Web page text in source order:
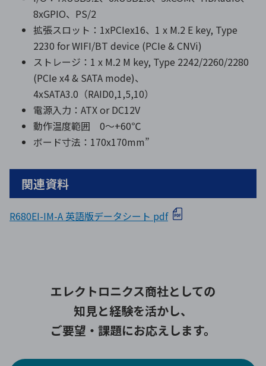
8xGPIO、PS/2
拡張スロット：1xPCIex16、1 x M.2 E key, Type
2230 for WIFI/BT device (PCIe & CNVi)
ストレージ：1 x M.2 M key, Type 2242/2260/2280
(PCIe x4 & SATA mode)、
4xSATA3.0（RAID0,1,5,10）
電源入力：ATX or DC12V
動作温度範囲 0～+60℃
ボード寸法：170x170mm”
関連資料
R680EI-IM-A 英語版データシート pdf
エレクトロニクス商社としての
知見と経験を活かし、
ご要望・課題にお応えします。